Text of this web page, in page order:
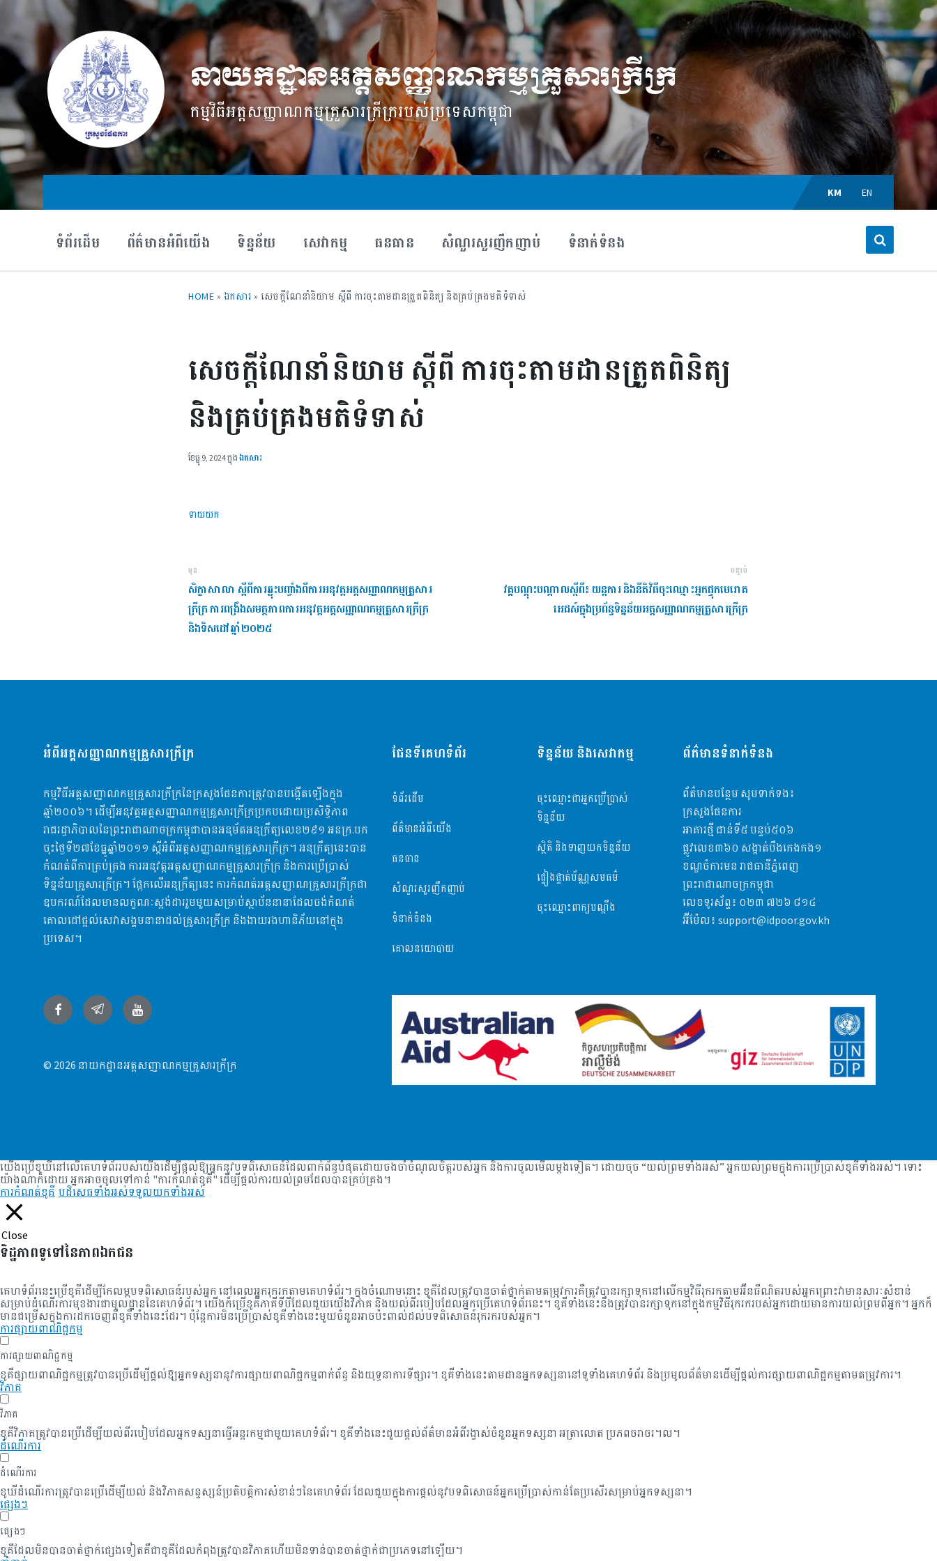
content
main
navigation
footer
នាយកដ្ឋានអត្តសញ្ញាណកម្មគ្រួសារក្រីក្រ
កម្មវិធី​អត្តសញ្ញាណ​កម្ម​គ្រួសារ​ក្រីក្ររបស់ប្រទេសកម្ពុជា
Choose
language:
KM EN
ទំព័រដើម ព័ត៌មានអំពីយើង ទិន្នន័យ សេវាកម្ម ធនធាន សំណួរសួរញឹកញាប់ ទំនាក់ទំនង
HOME » ឯកសារ » សេចក្ដីណែនាំនិយាម ស្ដីពី ការចុះតាមដានត្រួតពិនិត្យ និងគ្រប់គ្រងមតិទំទាស់
សេចក្ដីណែនាំនិយាម ស្ដីពី ការចុះតាមដានត្រួតពិនិត្យ
និងគ្រប់គ្រងមតិទំទាស់
ខែ​ធ្នូ 9, 2024ក្នុងឯកសារ
ទាយយក
មុន
សិក្ខាសាលា ស្តីពីការឆ្លុះបញ្ចាំងពីការអនុវត្តអត្តសញ្ញាណកម្មគ្រួសារ
ក្រីក្រ ការពង្រឹងសមត្ថភាពការអនុវត្តអត្តសញ្ញាណកម្មគ្រួសារក្រីក្រ
និងទិសដៅឆ្នាំ២០២៥
បន្ទាប់
វគ្គបណ្តុះបណ្តាលស្ពីពី៖ យន្តការ និងនីតិវិធីចុះឈ្មោះអ្នកផ្ទុកមេរោគ
អេដស៍​ក្នុងប្រព័ន្ធ​ទិន្នន័យ​អត្តសញ្ញាណកម្ម​គ្រួសារក្រីក្រ
អំពីអត្តសញ្ញាណកម្មគ្រួសារក្រីក្រ
កម្មវិធីអត្តសញ្ញាណកម្មគ្រួសារក្រីក្រនៃក្រសួងផែនការត្រូវបានបង្កើតឡើងក្នុង
ឆ្មាំ២០០៦។ ដើម្បី​អនុវត្ដអត្តសញ្ញាណកម្មគ្រួសារក្រីក្រប្រកបដោយប្រសិទ្ធិភាព
រាជរដ្ធាភិបាលនៃព្រះរាជាណាចក្រកម្ពុជាបានអនុម័តអនុក្រឹត្យលេខ​២៩១ អនក្រ.បក​
ចុះថ្ងៃទី២៧ខែធ្នូឆ្នាំ២០១១ ស្តីអំពីអត្តសញ្ញាណកម្មគ្រួសារក្រីក្រ​។​ អនុក្រឹត្យនេះបាន
កំណត់ពីការគ្រប់គ្រង ការអនុវត្តអត្តសញ្ញាណកម្មគ្រួសារក្រីក្រ និងការប្រើប្រាស់
ទិន្នន័យគ្រួសារក្រីក្រ។​ ផ្អែកលើអនុក្រឹត្យ​នេះ ការកំណត់អត្តសញ្ញាណគ្រួសារក្រីក្រជា
ឧបករណ៍ដែលមានលក្ខណៈ​ស្តង់ដាររួមមួយសម្រាប់ស្ថាប័ននានាដែលចង់កំណត់
គោលដៅផ្ដល់សេវាសង្គមនានាដល់គ្រួសារក្រីក្រ និងងាយរងហានិភ័យនៅក្នុង
ប្រទេស។
ផែនទីគេហទំព័រ
ទំព័រដើម
ព័ត៌មានអំពីយើង
ធនធាន
សំណួរសួរញឹកញាប់
ទំនាក់ទំនង
គោលនយោបាយ
ទិន្នន័យ និងសេវាកម្ម
ចុះឈ្មោះជាអ្នកប្រើប្រាស់
ទិន្នន័យ
ស្ថិតិ និងទាញយកទិន្នន័យ
ផ្ទៀងផ្ទាត់ប័ណ្ណសមធម៌
ចុះឈ្មោះពាក្យបណ្តឹង
ព័ត៌មានទំនាក់ទំនង
ព័ត៌មានបន្ថែម សូមទាក់ទង៖
ក្រសួងផែនការ
អាគារថ្មី ជាន់ទី៥​ បន្ទប់៥០៦
ផ្លូវលេខ៣៦០ សង្កាត់បឹងកេងកង១
ខណ្ឌចំការមន រាជធានីភ្នំពេញ
ព្រះរាជាណាចក្រកម្ពុជា
លេខទូរស័ព្ទ៖ ០២៣​​ ៧២៦ ៨១៤
អ៊ីម៉ែល៖ support@idpoor.gov.kh
FacebookTelegramYouTube
© 2026 នាយកដ្ឋានអត្តសញ្ញាណកម្មគ្រួសារក្រីក្រ
យើងប្រើខូឃីនៅលើគេហទំព័ររបស់យើងដើម្បីផ្តល់ឱ្យអ្នកនូវបទពិសោធន៍ដែលពាក់ព័ន្ធបំផុតដោយចងចាំចំណូលចិត្តរបស់អ្នក និងការចូលមើលម្តងទៀត។ ដោយចុច “យល់ព្រមទាំងអស់” អ្នកយល់ព្រមក្នុងការប្រើប្រាស់ខូគីទាំងអស់។ ទោះ
យ៉ាងណាក៏ដោយ អ្នកអាចចូលទៅកាន់ "ការកំណត់ខូគី" ដើម្បីផ្តល់ការយល់ព្រមដែលបានគ្រប់គ្រង។
ការកំណត់ខូគី បដិសេធទាំងអស់ទទួលយកទាំងអស់
Close
ទិដ្ឋភាពទូទៅនៃភាពឯកជន
គេហទំព័រនេះប្រើខូគីដើម្បីកែលម្អបទពិសោធន៍របស់អ្នក នៅពេលអ្នករុករកតាមគេហទំព័រ។ ក្នុងចំណោមនោះ ខូគីដែលត្រូវបានចាត់ថ្នាក់តាមតម្រូវការគឺត្រូវបានរក្សាទុកនៅលើកម្មវិធីរុករកតាមអ៊ីនធឺណិតរបស់អ្នកព្រោះវាមានសារៈសំខាន់
សម្រាប់ដំណើរការមុខងារជាមូលដ្ឋាននៃគេហទំព័រ។ យើងក៏ប្រើខូគីភាគីទីបីដែលជួយយើងវិភាគ និងយល់ពីរបៀបដែលអ្នកប្រើគេហទំព័រនេះ។ ខូគីទាំងនេះនឹងត្រូវបានរក្សាទុកនៅក្នុងកម្មវិធីរុករករបស់អ្នកដោយមានការយល់ព្រមពីអ្នក។ អ្នក​ក៏​
មាន​ជម្រើស​ក្នុង​ការ​ដក​ចេញ​ពី​ខូគី​ទាំងនេះ​ដែរ។ ប៉ុន្តែការមិនប្រើប្រាស់ខូគីទាំងនេះមួយចំនួនអាចប៉ះពាល់ដល់បទពិសោធន៍រុករករបស់អ្នក។
ការផ្សាយពាណិជ្ជកម្ម
ការផ្សាយពាណិជ្ជកម្ម
ខូគីផ្សាយពាណិជ្ជកម្មត្រូវបានប្រើដើម្បីផ្តល់ឱ្យអ្នកទស្សនានូវការផ្សាយពាណិជ្ជកម្មពាក់ព័ន្ធ និងយុទ្ធនាការទីផ្សារ។ ខូគីទាំងនេះតាមដានអ្នកទស្សនានៅទូទាំងគេហទំព័រ និងប្រមូលព័ត៌មានដើម្បីផ្តល់ការផ្សាយពាណិជ្ជកម្មតាមតម្រូវការ។
វិភាគ
វិភាគ
ខូគីវិភាគត្រូវបានប្រើដើម្បីយល់ពីរបៀបដែលអ្នកទស្សនាធ្វើអន្តរកម្មជាមួយគេហទំព័រ។ ខូគីទាំងនេះជួយផ្តល់ព័ត៌មានអំពីរង្វាស់ចំនួនអ្នកទស្សនា អត្រាលោត ប្រភពចរាចរ។ល។
ដំណើរការ
ដំណើរការ
ខូឃីដំណើរការត្រូវបានប្រើដើម្បីយល់ និងវិភាគសន្ទស្សន៍ប្រតិបត្តិការសំខាន់ៗនៃគេហទំព័រ ដែលជួយក្នុងការផ្តល់នូវបទពិសោធន៍អ្នកប្រើប្រាស់កាន់តែប្រសើរសម្រាប់អ្នកទស្សនា។
ផ្សេងៗ
ផ្សេងៗ
ខូគី​ដែល​មិន​បាន​ចាត់​ថ្នាក់​ផ្សេង​ទៀត​គឺ​ជា​ខូគី​ដែល​កំពុង​ត្រូវ​បាន​វិភាគ​ហើយ​មិន​ទាន់​បាន​ចាត់​ថ្នាក់​ជា​ប្រភេទ​នៅឡើយ។